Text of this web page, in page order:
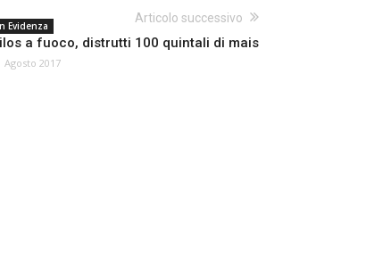
Articolo successivo
Evidenza
a fuoco, distrutti 100 quintali di mais
Agosto 2017